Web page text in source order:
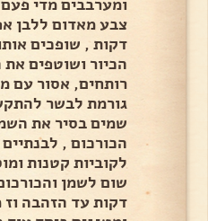
ומערבבים מדי
צבע מאדום ללבן
דקות , שופכים
הכיור ושוטפים
רותחים, אסור עם
גורמת לבשר
שמים בסיר את
הכורכום ,
לקוביות קטנות
שום לשמן
דקות עד הזהבה